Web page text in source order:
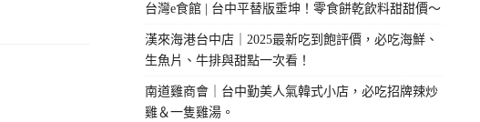
台灣e食館 | 台中平替版垂坤！零食餅乾飲料甜甜價～
漢來海港台中店｜2025最新吃到飽評價，必吃海鮮、
生魚片、牛排與甜點一次看！
南道雞商會｜台中勤美人氣韓式小店，必吃招牌辣炒
雞＆一隻雞湯。